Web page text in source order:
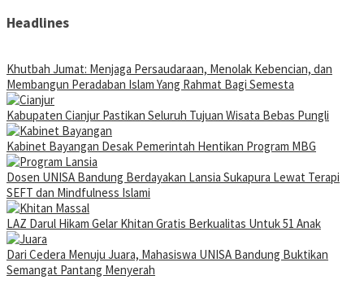
Headlines
Khutbah Jumat: Menjaga Persaudaraan, Menolak Kebencian, dan
Membangun Peradaban Islam Yang Rahmat Bagi Semesta
Kabupaten Cianjur Pastikan Seluruh Tujuan Wisata Bebas Pungli
Kabinet Bayangan Desak Pemerintah Hentikan Program MBG
Dosen UNISA Bandung Berdayakan Lansia Sukapura Lewat Terapi
SEFT dan Mindfulness Islami
LAZ Darul Hikam Gelar Khitan Gratis Berkualitas Untuk 51 Anak
Dari Cedera Menuju Juara, Mahasiswa UNISA Bandung Buktikan
Semangat Pantang Menyerah